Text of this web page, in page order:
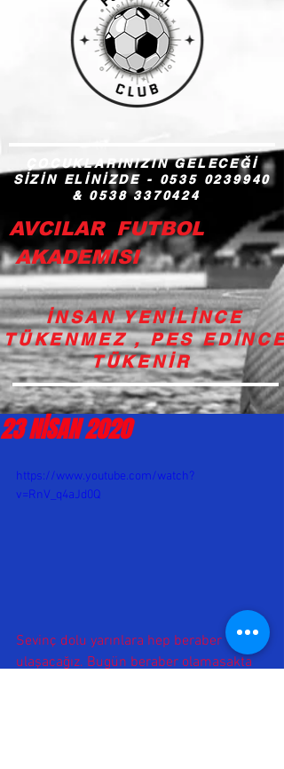
ÇOCUKLARINIZIN GELECEĞİ
SİZİN ELİNİZDE - 0535 0239940
& 0538 3370424
AVCILAR FUTBOL
AKADEMISI
İNSAN YENİLİNCE
TÜKENMEZ , PES EDİNCE
TÜKENİR
23 NİSAN 2020
https://www.youtube.com/watch?
v=RnV_q4aJd0Q
Sevinç dolu yarınlara hep beraber
ulaşacağız. Bugün beraber olamasakta